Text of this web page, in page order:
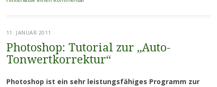
11. JANUAR 2011
Photoshop: Tutorial zur „Auto-
Tonwertkorrektur“
Photoshop ist ein sehr leistungsfähiges Programm zur